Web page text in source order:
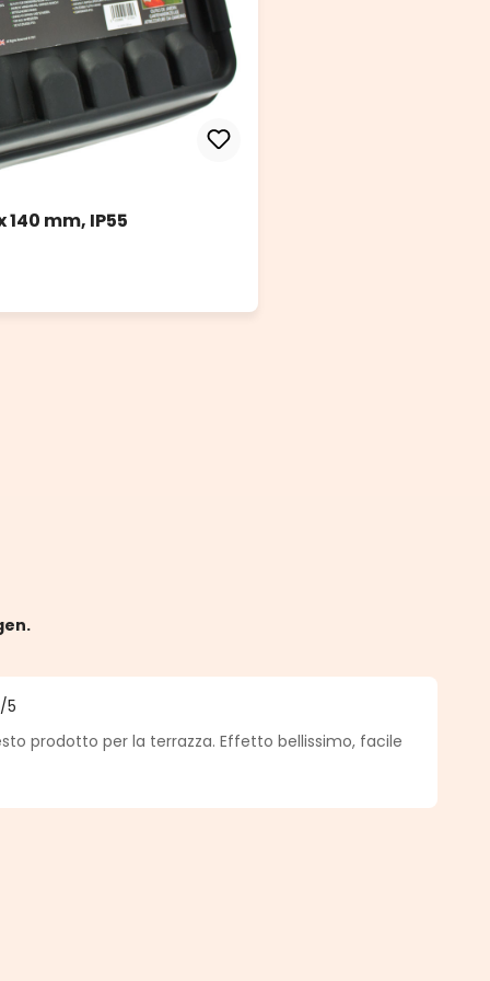
140 mm, IP55
Bewertung von 5 von 5 Sternen
/5
prodotto per la terrazza. Effetto bellissimo, facile